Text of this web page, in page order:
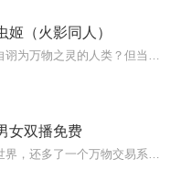
姬（火影同人）
女双播免费